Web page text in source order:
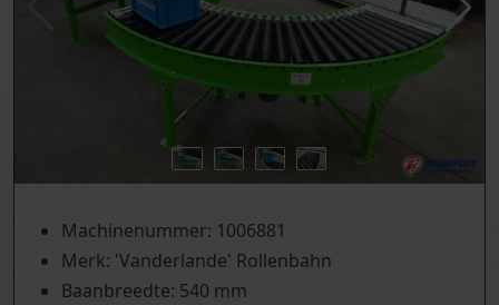
Machinenummer: 1006881
Merk: 'Vanderlande' Rollenbahn
Baanbreedte: 540 mm